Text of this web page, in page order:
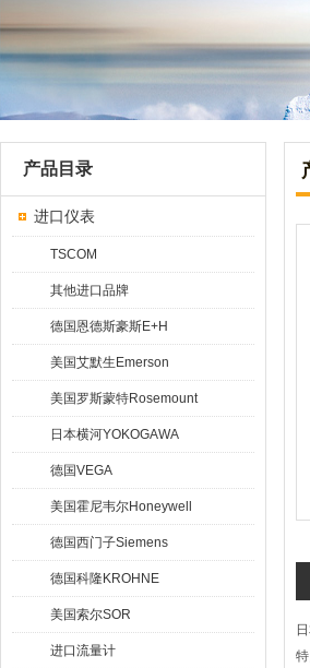
产品目录
进口仪表
TSCOM
其他进口品牌
德国恩德斯豪斯E+H
美国艾默生Emerson
美国罗斯蒙特Rosemount
日本横河YOKOGAWA
德国VEGA
美国霍尼韦尔Honeywell
德国西门子Siemens
德国科隆KROHNE
美国索尔SOR
进口流量计
特